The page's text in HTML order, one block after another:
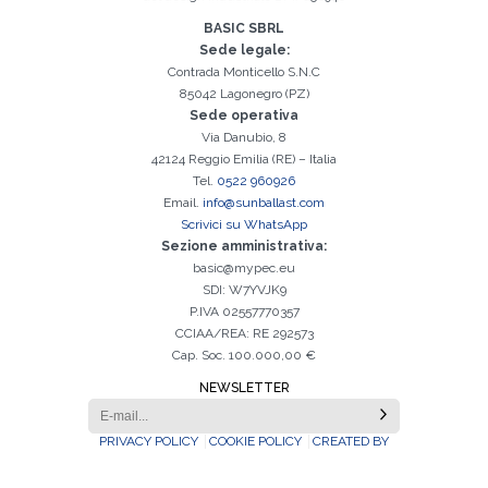
BASIC SBRL
Sede legale:
Contrada Monticello S.N.C
85042 Lagonegro (PZ)
Sede operativa
Via Danubio, 8
42124 Reggio Emilia (RE) – Italia
Tel. 0522 960926
Email. info@sunballast.com
Scrivici su WhatsApp
Sezione amministrativa:
basic@mypec.eu
SDI: W7YVJK9
P.IVA 02557770357
CCIAA/REA: RE 292573
Cap. Soc. 100.000,00 €
NEWSLETTER
PRIVACY POLICY COOKIE POLICY CREATED BY